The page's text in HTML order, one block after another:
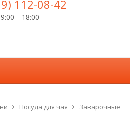
112-08-42
Посуда для чая
Заварочные